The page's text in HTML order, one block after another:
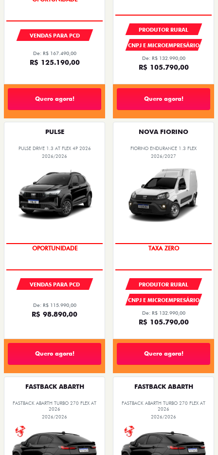
VENDAS PARA PCD
De: R$ 167.490,00
R$ 125.190,00
Quero agora!
PRODUTOR RURAL
CNPJ E MICROEMPRESÁRIO
De: R$ 132.990,00
R$ 105.790,00
Quero agora!
PULSE
PULSE DRIVE 1.3 AT FLEX 4P 2026
2026/2026
OPORTUNIDADE
VENDAS PARA PCD
De: R$ 115.990,00
R$ 98.890,00
Quero agora!
NOVA FIORINO
FIORINO ENDURANCE 1.3 FLEX
2026/2027
TAXA ZERO
PRODUTOR RURAL
CNPJ E MICROEMPRESÁRIO
De: R$ 132.990,00
R$ 105.790,00
Quero agora!
FASTBACK ABARTH
FASTBACK ABARTH TURBO 270 FLEX AT
2026
2026/2026
FASTBACK ABARTH
FASTBACK ABARTH TURBO 270 FLEX AT
2026
2026/2026